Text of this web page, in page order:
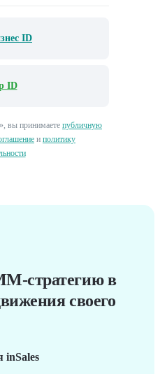
ID
ID
вы принимаете публичную
и политику
стратегию в
своего
inSales